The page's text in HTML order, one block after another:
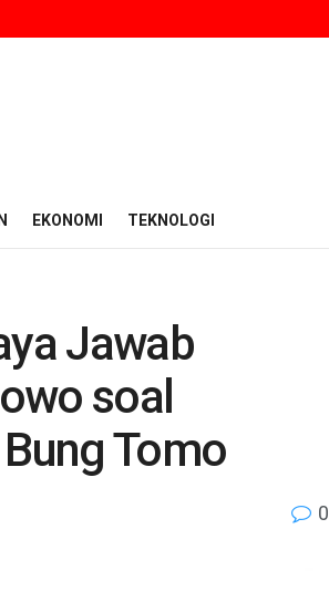
EKONOMI TEKNOLOGI
Jawab
soal
Tomo
0